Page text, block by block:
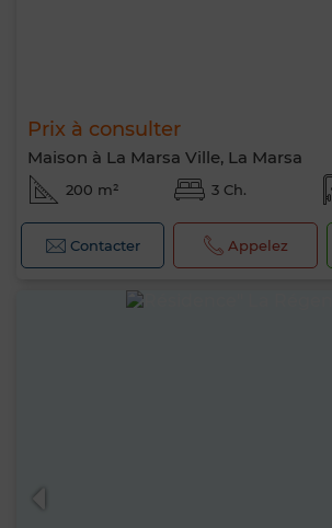
Prix à consulter
Maison à La Marsa Ville, La Marsa
200 m² 3 Ch.
Contacter Appelez